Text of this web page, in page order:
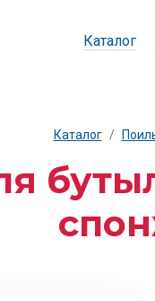
Каталог
Каталог